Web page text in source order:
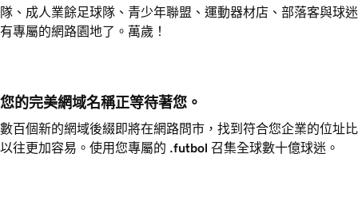
隊、成人業餘足球隊、青少年聯盟、運動器材店、部落客與球迷
有專屬的網路園地了。萬歲！
您的完美網域名稱正等待著您。
數百個新的網域後綴即將在網路問市，找到符合您企業的位址比
以往更加容易。使用您專屬的 .futbol 召集全球數十億球迷。